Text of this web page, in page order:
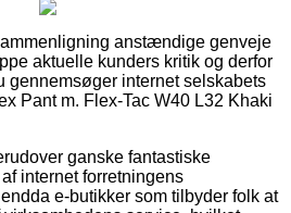
anstændige genveje
aktuelle kunders kritik og derfor
gennemsøger internet selskabets
Pant m. Flex-Tac W40 L32 Khaki
ganske fantastiske
internet forretningens
e-butikker som tilbyder folk at